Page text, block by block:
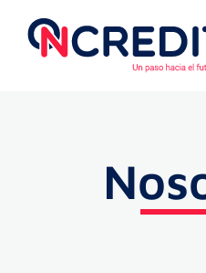
content